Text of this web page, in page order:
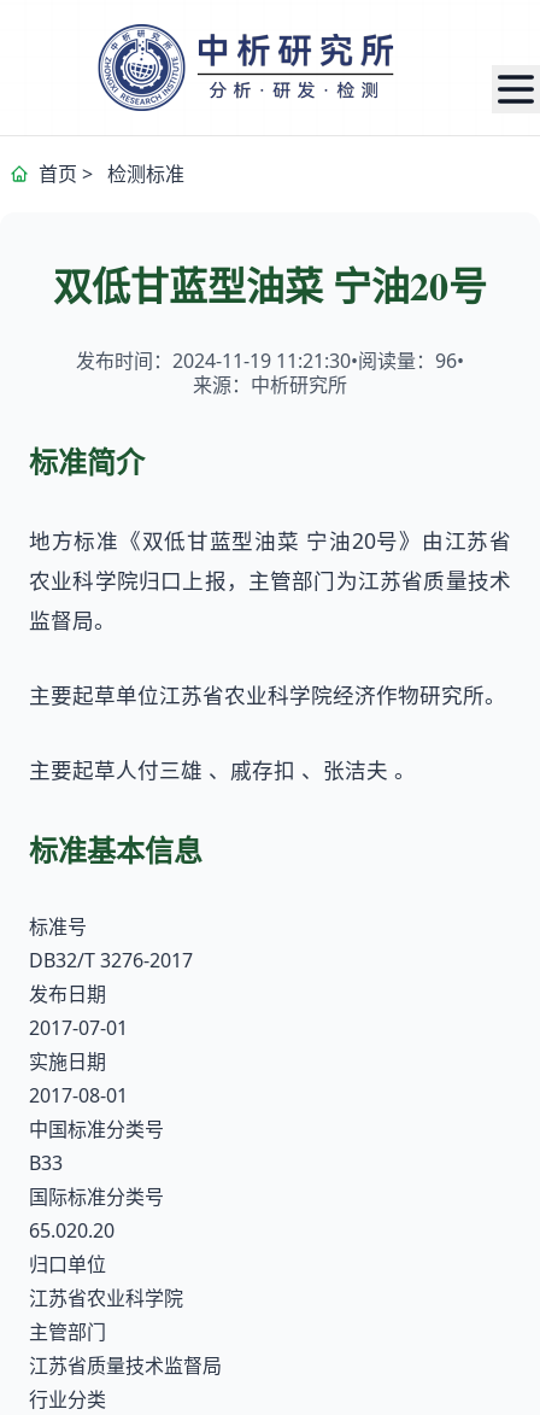
首页 > 检测标准
双低甘蓝型油菜 宁油20号
发布时间：2024-11-19 11:21:30•阅读量： 96•
来源：中析研究所
标准简介
地方标准《双低甘蓝型油菜 宁油20号》由江苏省
农业科学院归口上报，主管部门为江苏省质量技术
监督局。
主要起草单位江苏省农业科学院经济作物研究所。
主要起草人付三雄 、戚存扣 、张洁夫 。
标准基本信息
标准号
DB32/T 3276-2017
发布日期
2017-07-01
实施日期
2017-08-01
中国标准分类号
B33
国际标准分类号
65.020.20
归口单位
江苏省农业科学院
主管部门
江苏省质量技术监督局
行业分类